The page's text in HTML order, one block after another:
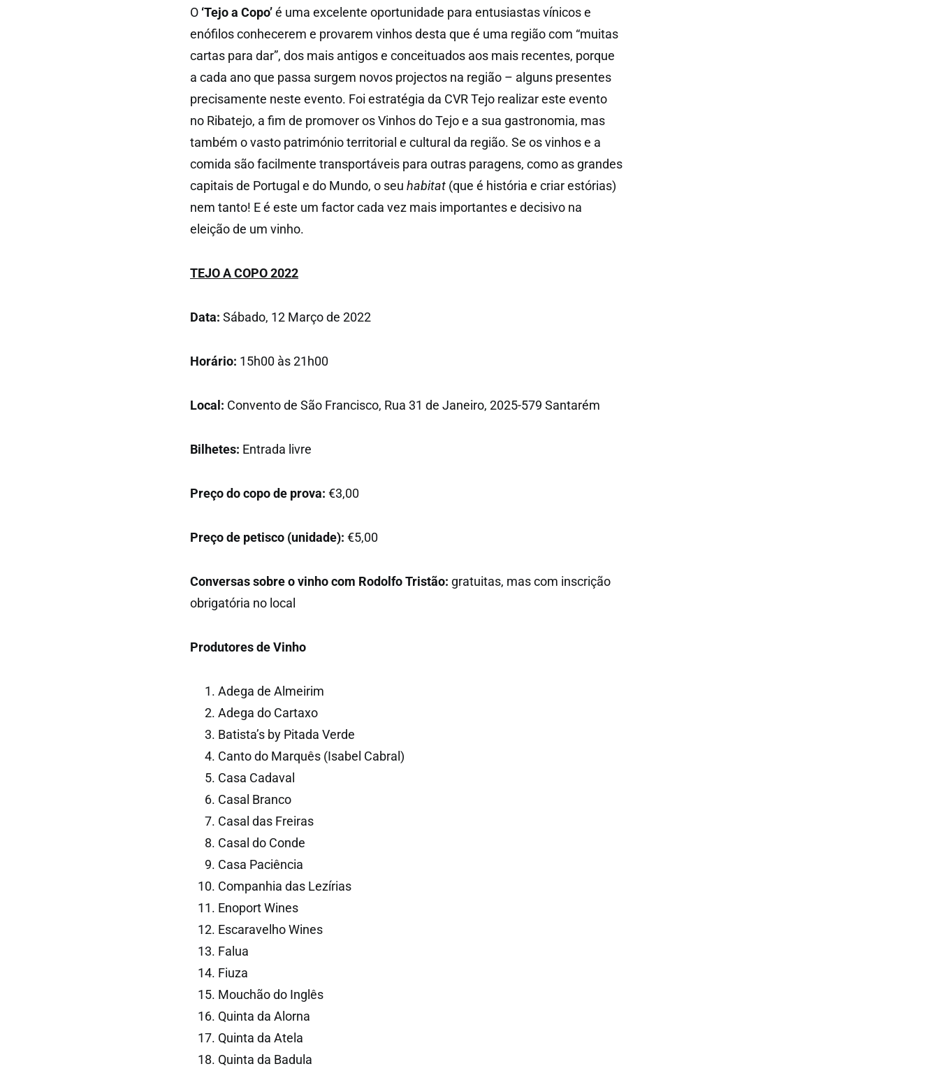
O ‘Tejo a Copo’é uma excelente oportunidade para entusiastas vínicos e
enófilos conhecerem e provarem vinhos desta que é uma região com “muitas
cartas para dar”, dos mais antigos e conceituados aos mais recentes, porque
a cada ano que passa surgem novos projectos na região – alguns presentes
precisamente neste evento. Foi estratégia da CVR Tejo realizar este evento
no Ribatejo, a fim de promover os Vinhos do Tejo e a sua gastronomia, mas
também o vasto património territorial e cultural da região. Se os vinhos e a
comida são facilmente transportáveis para outras paragens, como as grandes
capitais de Portugal e do Mundo, o seu habitat (que é história e criar estórias)
nem tanto! E é este um factor cada vez mais importantes e decisivo na
eleição de um vinho.
TEJO A COPO 2022
Data: Sábado, 12 Março de 2022
Horário: 15h00 às 21h00
Local: Convento de São Francisco, Rua 31 de Janeiro, 2025-579 Santarém
Bilhetes: Entrada livre
Preço do copo de prova: €3,00
Preço de petisco (unidade): €5,00
Conversas sobre o vinho com Rodolfo Tristão: gratuitas, mas com inscrição
obrigatória no local
Produtores de Vinho
Adega de Almeirim
Adega do Cartaxo
Batista’s by Pitada Verde
Canto do Marquês (Isabel Cabral)
Casa Cadaval
Casal Branco
Casal das Freiras
Casal do Conde
Casa Paciência
Companhia das Lezírias
Enoport Wines
Escaravelho Wines
Falua
Fiuza
Mouchão do Inglês
Quinta da Alorna
Quinta da Atela
Quinta da Badula